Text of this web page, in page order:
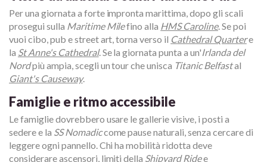
Per una giornata a forte impronta marittima, dopo gli scali
prosegui sulla Maritime Milefino alla HMS Caroline. Se poi
vuoi cibo, pub e street art, torna verso il Cathedral Quartere
la St Anne's Cathedral. Se la giornata punta a un'Irlanda del
Nordpiù ampia, scegli un tour che unisca Titanic Belfastal
Giant's Causeway.
Famiglie e ritmo accessibile
Le famiglie dovrebbero usare le gallerie visive, i posti a
sedere e la SS Nomadiccome pause naturali, senza cercare di
leggere ogni pannello. Chi ha mobilità ridotta deve
considerare ascensori, limiti della Shipyard Ridee